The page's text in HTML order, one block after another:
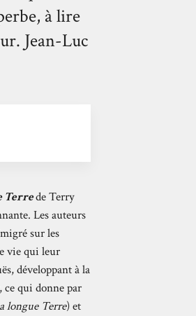
à lire
Jean-Luc
Terrede Terry
Les auteurs
sur les
vie qui leur
développant à la
qui donne par
longue Terre) et